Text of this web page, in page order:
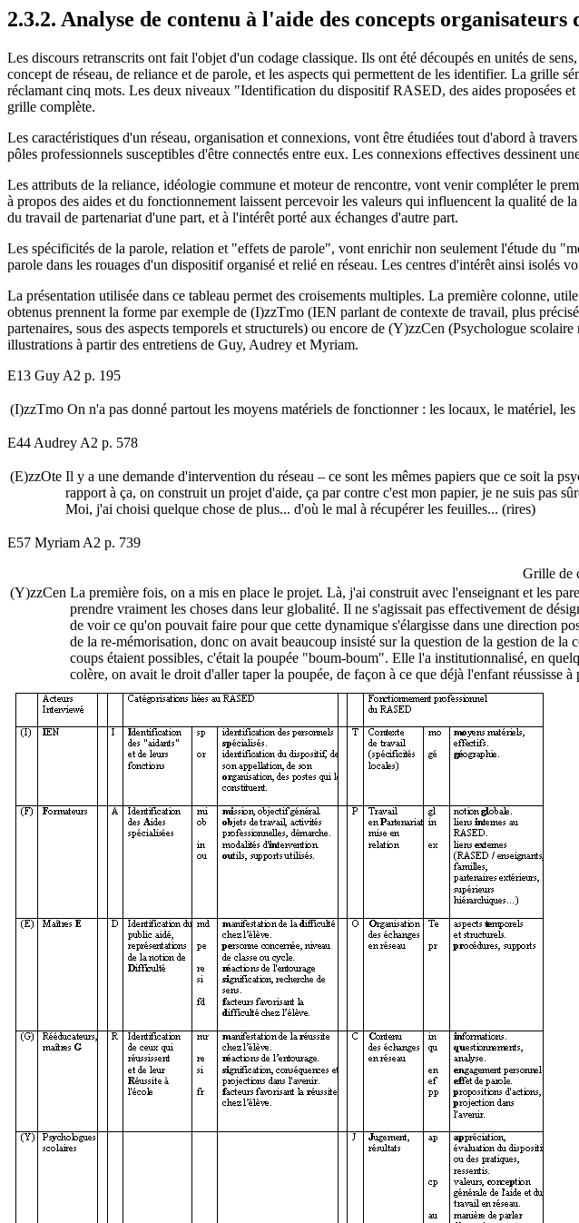
2.3.2. Analyse de contenu à l'aide des concepts organisateurs
Les discours retranscrits ont fait l'objet d'un codage classique. Ils ont été découpés en unités de
concept de réseau, de reliance et de parole, et les aspects qui permettent de les identifier. La grille
réclamant cinq mots. Les deux niveaux "Identification du dispositif RASED, des aides proposées
grille complète.
Les caractéristiques d'un réseau, organisation et connexions, vont être étudiées tout d'abord à
pôles professionnels susceptibles d'être connectés entre eux. Les connexions effectives dessinent
Les attributs de la reliance, idéologie commune et moteur de rencontre, vont venir compléter le
à propos des aides et du fonctionnement laissent percevoir les valeurs qui influencent la qualité
du travail de partenariat d'une part, et à l'intérêt porté aux échanges d'autre part.
Les spécificités de la parole, relation et "effets de parole", vont enrichir non seulement l'étude du
parole dans les rouages d'un dispositif organisé et relié en réseau. Les centres d'intérêt ainsi isolés
La présentation utilisée dans ce tableau permet des croisements multiples. La première colonne,
obtenus prennent la forme par exemple de (I)zzTmo (IEN parlant de contexte de travail, plus
partenaires, sous des aspects temporels et structurels) ou encore de (Y)zzCen (Psychologue
illustrations à partir des entretiens de Guy, Audrey et Myriam.
E13 Guy A2 p. 195
(I)zzTmo On n'a pas donné partout les moyens matériels de fonctionner : les locaux, le matériel, les
E44 Audrey A2 p. 578
(E)zzOte Il y a une demande d'intervention du réseau – ce sont les mêmes papiers que ce soit la
rapport à ça, on construit un projet d'aide, ça par contre c'est mon papier, je ne suis pas
Moi, j'ai choisi quelque chose de plus... d'où le mal à récupérer les feuilles... (rires)
E57 Myriam A2 p. 739
Grille de
(Y)zzCen La première fois, on a mis en place le projet. Là, j'ai construit avec l'enseignant et les
prendre vraiment les choses dans leur globalité. Il ne s'agissait pas effectivement de
de voir ce qu'on pouvait faire pour que cette dynamique s'élargisse dans une direction
de la re-mémorisation, donc on avait beaucoup insisté sur la question de la gestion de la
coups étaient possibles, c'était la poupée "boum-boum". Elle l'a institutionnalisé, en
colère, on avait le droit d'aller taper la poupée, de façon à ce que déjà l'enfant réussisse